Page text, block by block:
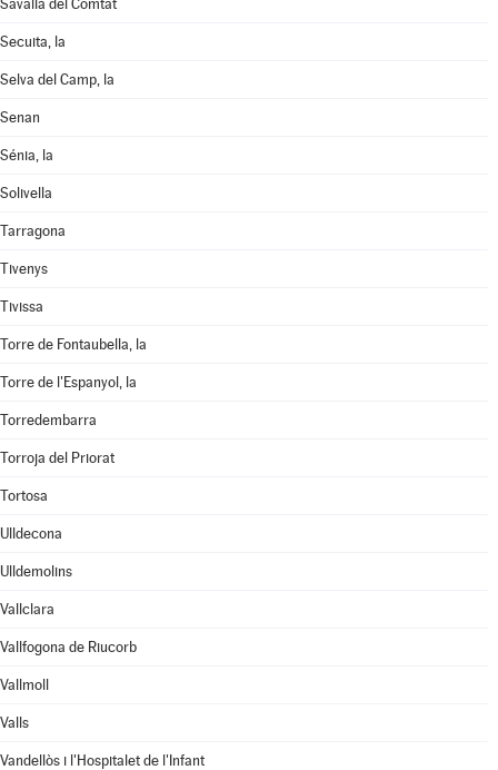
Savallà del Comtat
Secuita, la
Selva del Camp, la
Senan
Sénia, la
Solivella
Tarragona
Tivenys
Tivissa
Torre de Fontaubella, la
Torre de l'Espanyol, la
Torredembarra
Torroja del Priorat
Tortosa
Ulldecona
Ulldemolins
Vallclara
Vallfogona de Riucorb
Vallmoll
Valls
Vandellòs i l'Hospitalet de l'Infant